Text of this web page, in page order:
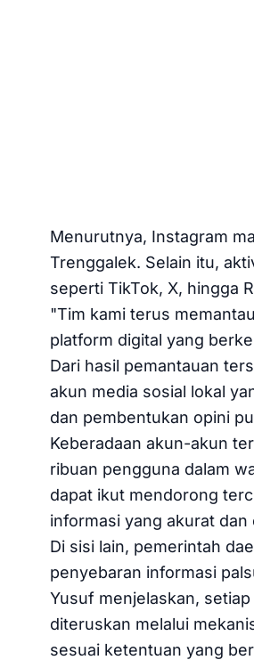
Menurutnya, Instagram
Trenggalek. Selain itu,
seperti TikTok, X, hingga
"Tim kami terus
platform digital yang
Dari hasil pemantauan
akun media sosial lokal
dan pembentukan opini
Keberadaan akun-akun
ribuan pengguna dalam
dapat ikut mendorong
informasi yang akurat
Di sisi lain, pemerintah
penyebaran informasi
Yusuf menjelaskan,
diteruskan melalui
sesuai ketentuan yang